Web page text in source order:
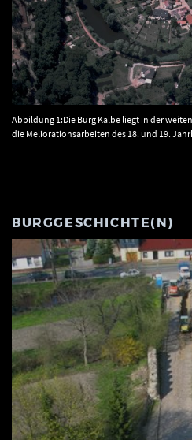
Abbildung 1:Die Burg Kalbe liegt in der
die Meliorationsarbeiten des 18. und 19.
BURGGESCHICHTE(N)